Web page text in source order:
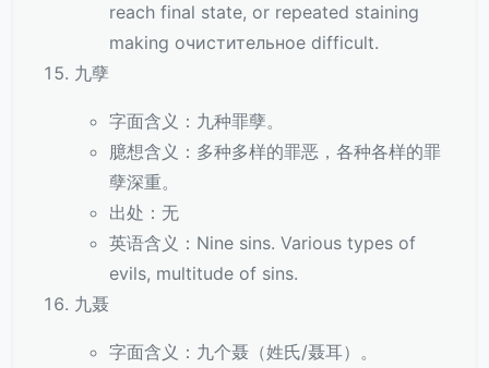
reach final state, or repeated staining
making очистительное difficult.
九孽
字面含义：九种罪孽。
臆想含义：多种多样的罪恶，各种各样的罪
孽深重。
出处：无
英语含义：Nine sins. Various types of
evils, multitude of sins.
九聂
字面含义：九个聂（姓氏/聂耳）。